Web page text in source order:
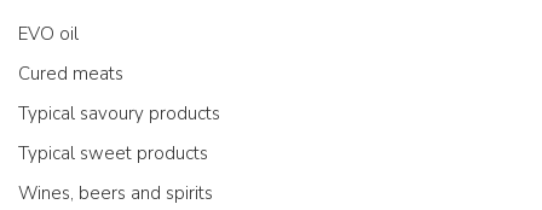
EVO oil
Cured meats
Typical savoury products
Typical sweet products
Wines, beers and spirits